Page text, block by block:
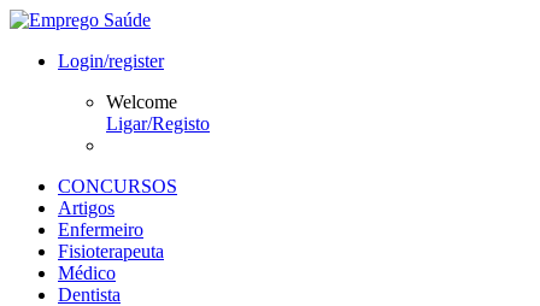
Login/register
Welcome
Ligar/Registo
CONCURSOS
Artigos
Enfermeiro
Fisioterapeuta
Médico
Dentista